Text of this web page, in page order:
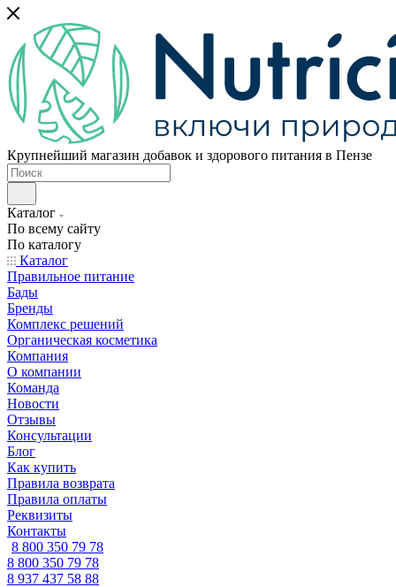
Крупнейший магазин добавок и здорового питания в Пензе
Каталог
По всему сайту
По каталогу
Каталог
Правильное питание
Бады
Бренды
Комплекс решений
Органическая косметика
Компания
О компании
Команда
Новости
Отзывы
Консультации
Блог
Как купить
Правила возврата
Правила оплаты
Реквизиты
Контакты
8 800 350 79 78
8 800 350 79 78
8 937 437 58 88